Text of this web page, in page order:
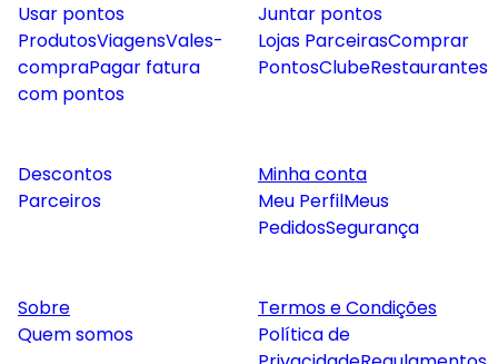
Usar pontos
ProdutosViagensVales-
compraPagar fatura
com pontos
Juntar pontos
Lojas ParceirasComprar
PontosClubeRestaurantes
Descontos
Parceiros
Minha conta
Meu PerfilMeus
PedidosSegurança
Sobre
Quem somos
Termos e Condições
Política de